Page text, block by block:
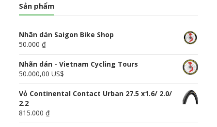
Sản phẩm
Nhãn dán Saigon Bike Shop
50.000 ₫
Nhãn dán - Vietnam Cycling Tours
50.000,00 US$
Vỏ Continental Contact Urban 27.5 x1.6/ 2.0/
2.2
815.000 ₫